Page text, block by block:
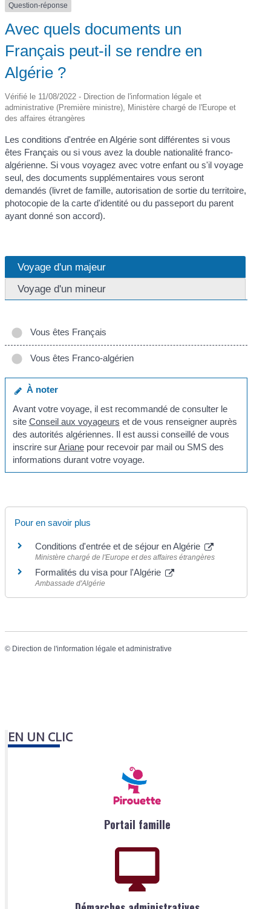
Question-réponse
Avec quels documents un
Français peut-il se rendre en
Algérie ?
Vérifié le 11/08/2022 - Direction de l'information légale et
administrative (Première ministre), Ministère chargé de l'Europe et
des affaires étrangères
Les conditions d'entrée en Algérie sont différentes si vous
êtes Français ou si vous avez la double nationalité franco-
algérienne. Si vous voyagez avec votre enfant ou s'il voyage
seul, des documents supplémentaires vous seront
demandés (livret de famille, autorisation de sortie du territoire,
photocopie de la carte d'identité ou du passeport du parent
ayant donné son accord).
Voyage d'un majeur
Voyage d'un mineur
Vous êtes Français
Vous êtes Franco-algérien
À noter
Avant votre voyage, il est recommandé de consulter le
site Conseil aux voyageurs et de vous renseigner auprès
des autorités algériennes. Il est aussi conseillé de vous
inscrire surArianepour recevoir par mail ou SMS des
informations durant votre voyage.
Pour en savoir plus
Conditions d'entrée et de séjour en Algérie
Ministère chargé de l'Europe et des affaires étrangères
Formalités du visa pour l'Algérie
Ambassade d'Algérie
© Direction de l'information légale et administrative
EN UN CLIC
Portail famille